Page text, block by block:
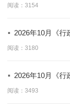
阅读：3154
· 2026年10月《行
阅读：3180
· 2026年10月《行
阅读：3493